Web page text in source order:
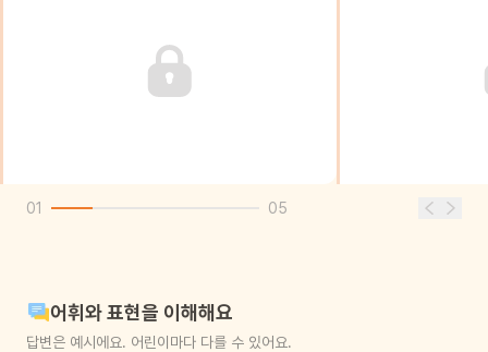
01 05
어휘와 표현을 이해해요
답변은 예시에요. 어린이마다 다를 수 있어요.